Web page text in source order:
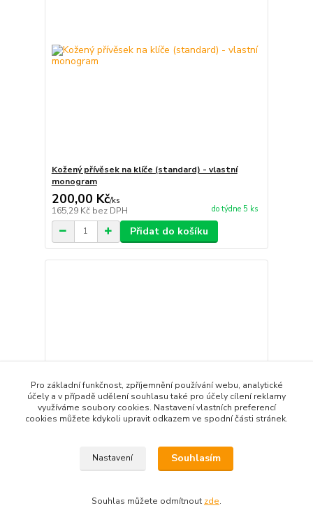
Kožený přívěsek na klíče (standard) - vlastní
monogram
200,00 Kč/ks
165,29 Kč bez DPH do týdne 5 ks
Přidat do košíku
195,00 Kč/ks
Pro základní funkčnost, zpříjemnění používání webu, analytické
účely a v případě udělení souhlasu také pro účely cílení reklamy
využíváme soubory cookies. Nastavení vlastních preferencí
cookies můžete kdykoli upravit odkazem ve spodní části stránek.
Nastavení Souhlasím
Souhlas můžete odmítnout zde.